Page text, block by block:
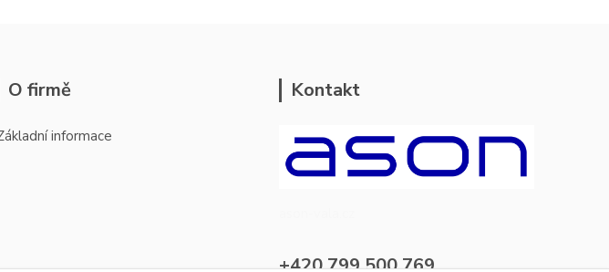
O firmě
informace
Kontakt
+420 799 500 769